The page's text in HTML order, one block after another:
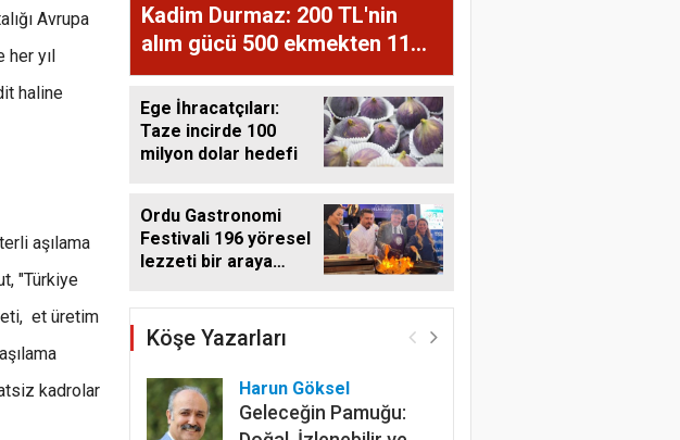
Avrupa
yıl
haline
aşılama
"Türkiye
et üretim
kadrolar
Kadim Durmaz: 200 TL'nin
alım gücü 500 ekmekten 11
ekmeğe düştü
Ege İhracatçıları:
Taze incirde 100
milyon dolar hedefi
Ordu Gastronomi
Festivali 196 yöresel
lezzeti bir araya
Köşe YazarlarıHarun Göksel
Doğal, İzlenebilir ve
Sürdürülebilir